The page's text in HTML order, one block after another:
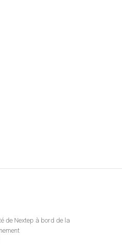
de Nextep à bord de la